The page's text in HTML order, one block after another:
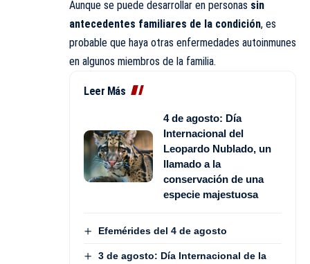
Aunque se puede desarrollar en personas sin
antecedentes familiares de la condición, es
probable que haya otras enfermedades autoinmunes
en algunos miembros de la familia.
Leer Más
4 de agosto: Día
Internacional del
Leopardo Nublado, un
llamado a la
conservación de una
especie majestuosa
Efemérides del 4 de agosto
3 de agosto: Día Internacional de la